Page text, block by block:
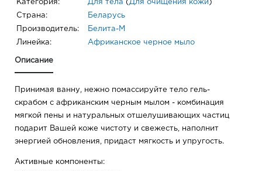
Категория: Для тела ( Для очищения кожи )
Страна: Беларусь
Производитель: Белита-М
Линейка: Африканское черное мыло
Описание
Принимая ванну, нежно помассируйте тело гель-
скрабом с африканским черным мылом - комбинация
мягкой пены и натуральных отшелушивающих частиц
подарит Вашей коже чистоту и свежесть, наполнит
энергией обновления, придаст мягкость и упругость.
Активные компоненты: